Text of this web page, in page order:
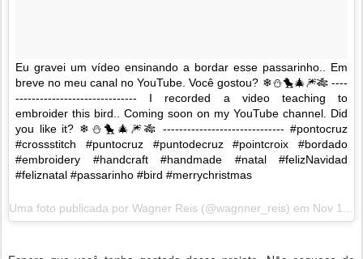
Eu gravei um vídeo ensinando a bordar esse passarinho.. Em
breve no meu canal no YouTube. Você gostou? ❄⛄🐤🎄🎆🎋 ----
------------------------------ I recorded a video teaching to
embroider this bird.. Coming soon on my YouTube channel. Did
you like it? ❄⛄🐤🎄🎆🎋 ------------------------------ #pontocruz
#crossstitch #puntocruz #puntodecruz #pointcroix #bordado
#embroidery #handcraft #handmade #natal #felizNavidad
#feliznatal #passarinho #bird #merrychristmas
Uma foto publicada por Wagner Reis (@wagnner_reis) em Nov 11, 2014 at 10:17 PST